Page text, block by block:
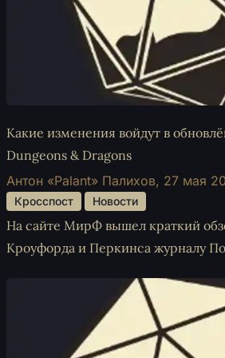
Какие изменения войдут в
Dungeons & Dragons
Антон «Palant» Палихов, 27 мая
Кросспост Новости
На сайте МирФ вышел краткий
Кроуфорда и Перкинса журналу